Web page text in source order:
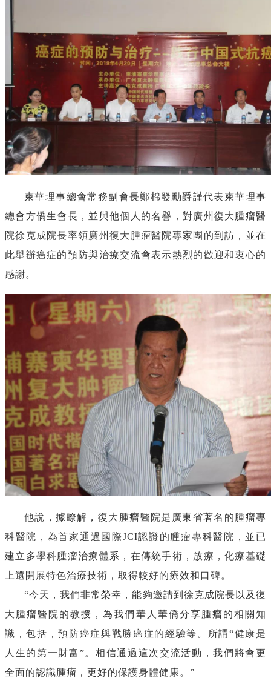
柬華理事總會常務副會長鄭棉發勳爵謹代表柬華理事
總會方僑生會長，並與他個人的名譽，對廣州 復大腫瘤醫
院徐克成院長率領廣州 復大腫瘤醫院專家團的到訪，並在
此舉辦癌症的預防與治療交流會表示熱烈的歡迎和衷心的
感謝。
他說，據瞭解， 復大腫瘤醫院是廣東省著名的腫瘤專
科醫院，為首家通過國際JCI認證的腫瘤專科醫院，並已
建立多學科腫瘤治療體系，在傳統手術，放療，化療基礎
上還開展特色治療技術，取得較好的療效和口碑。
“今天，我們非常榮幸，能夠邀請到徐克成院長以及 復
大腫瘤醫院的教授，為我們華人華僑分享腫瘤的相關知
識，包括，預防癌症與戰勝癌症的經驗等。所謂“健康是
人生的第一財富”。相信通過這次交流活動，我們將會更
全面的認識腫瘤，更好的保護身體健康。”